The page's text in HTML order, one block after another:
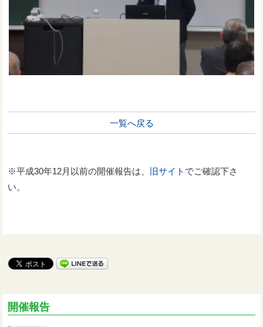
一覧へ戻る
※平成30年12月以前の開催報告は、 旧サイト でご確認下さ
い。
開催報告